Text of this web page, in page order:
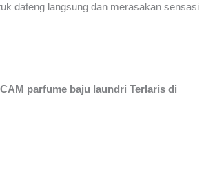
dateng langsung dan merasakan sensasi
parfume baju laundri Terlaris di